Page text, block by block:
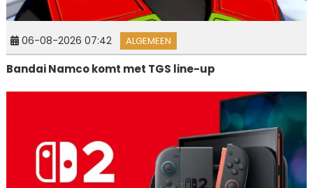
06-08-2026 07:42 ALGEMEEN
Bandai Namco komt met TGS line-up